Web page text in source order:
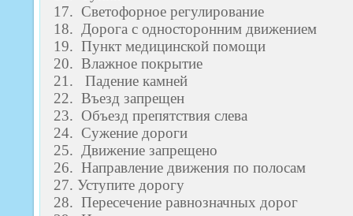
Светофорное регулирование
Дорога с односторонним движением
Пункт медицинской помощи
Влажное покрытие
Падение камней
Въезд запрещен
Объезд препятствия слева
Сужение дороги
Движение запрещено
Направление движения по полосам
Уступите дорогу
Пересечение равнозначных дорог